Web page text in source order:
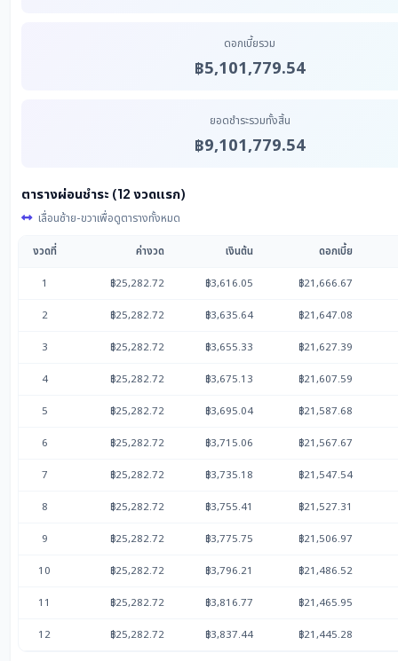
ดอกเบี้ยรวม
฿5,101,779.54
ยอดชำระรวมทั้งสิ้น
฿9,101,779.54
ตารางผ่อนชำระ (12 งวดแรก)
เลื่อนซ้าย-ขวาเพื่อดูตารางทั้งหมด
งวดที่ ค่างวด เงินต้น ดอกเบี้ย
1 ฿25,282.72 ฿3,616.05 ฿21,666.67
2 ฿25,282.72 ฿3,635.64 ฿21,647.08
3 ฿25,282.72 ฿3,655.33 ฿21,627.39
4 ฿25,282.72 ฿3,675.13 ฿21,607.59
5 ฿25,282.72 ฿3,695.04 ฿21,587.68
6 ฿25,282.72 ฿3,715.06 ฿21,567.67
7 ฿25,282.72 ฿3,735.18 ฿21,547.54
8 ฿25,282.72 ฿3,755.41 ฿21,527.31
9 ฿25,282.72 ฿3,775.75 ฿21,506.97
10 ฿25,282.72 ฿3,796.21 ฿21,486.52
11 ฿25,282.72 ฿3,816.77 ฿21,465.95
12 ฿25,282.72 ฿3,837.44 ฿21,445.28